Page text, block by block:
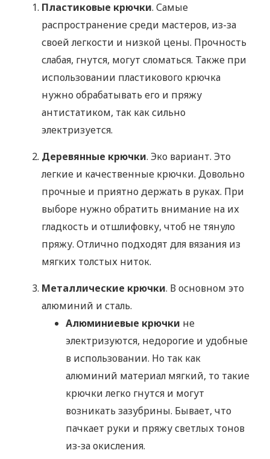
Пластиковые крючки. Самые
распространение среди мастеров, из-за
своей легкости и низкой цены. Прочность
слабая, гнутся, могут сломаться. Также при
использовании пластикового крючка
нужно обрабатывать его и пряжу
антистатиком, так как сильно
электризуется.
Деревянные крючки. Эко вариант. Это
легкие и качественные крючки. Довольно
прочные и приятно держать в руках. При
выборе нужно обратить внимание на их
гладкость и отшлифовку, чтоб не тянуло
пряжу. Отлично подходят для вязания из
мягких толстых ниток.
Металлические крючки. В основном это
алюминий и сталь.
Алюминиевые крючки не
электризуются, недорогие и удобные
в использовании. Но так как
алюминий материал мягкий, то такие
крючки легко гнутся и могут
возникать зазубрины. Бывает, что
пачкает руки и пряжу светлых тонов
из-за окисления.